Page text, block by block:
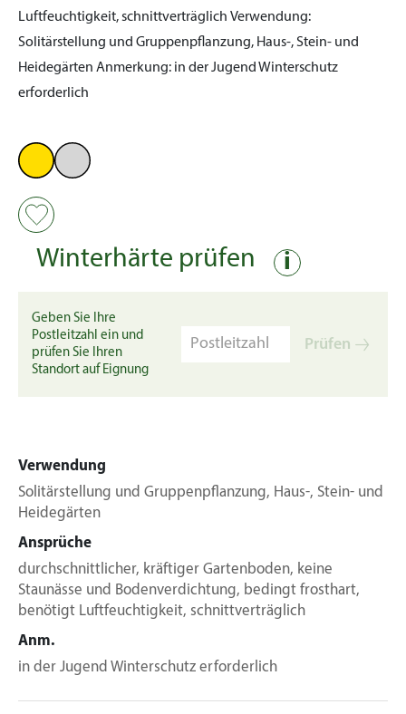
Luftfeuchtigkeit, schnittverträglich Verwendung:
Solitärstellung und Gruppenpflanzung, Haus-, Stein- und
Heidegärten Anmerkung: in der Jugend Winterschutz
erforderlich
Winterhärte prüfen i
Geben Sie Ihre
Postleitzahl ein und
prüfen Sie Ihren
Standort auf Eignung
Prüfen
Verwendung
Solitärstellung und Gruppenpflanzung, Haus-, Stein- und
Heidegärten
Ansprüche
durchschnittlicher, kräftiger Gartenboden, keine
Staunässe und Bodenverdichtung, bedingt frosthart,
benötigt Luftfeuchtigkeit, schnittverträglich
Anm.
in der Jugend Winterschutz erforderlich